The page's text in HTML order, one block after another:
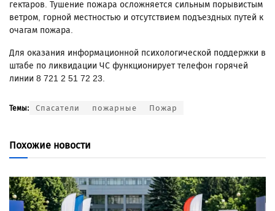
гектаров. Тушение пожара осложняется сильным порывистым
ветром, горной местностью и отсутствием подъездных путей к
очагам пожара.
Для оказания информационной психологической поддержки в
штабе по ликвидации ЧС функционирует телефон горячей
линии 8 721 2 51 72 23.
Темы: Спасатели пожарные Пожар
Похожие новости